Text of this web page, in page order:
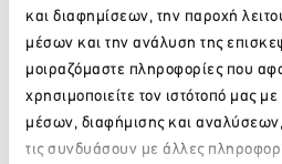
και διαφημίσεων, την παροχή
μέσων και την ανάλυση της
μοιραζόμαστε πληροφορίες που
χρησιμοποιείτε τον ιστότοπό μας
μέσων, διαφήμισης και αναλύσεων,
τις συνδυάσουν με άλλες
Για συμμετοχή και τα τρία
προγράμματος SSΒ.3.EL)
📌Απαραίτητη προϋπόθεση για
κωδικών πρόσβασης είναι η
αποδεδειγμένη μέσω της
παραστατικού.